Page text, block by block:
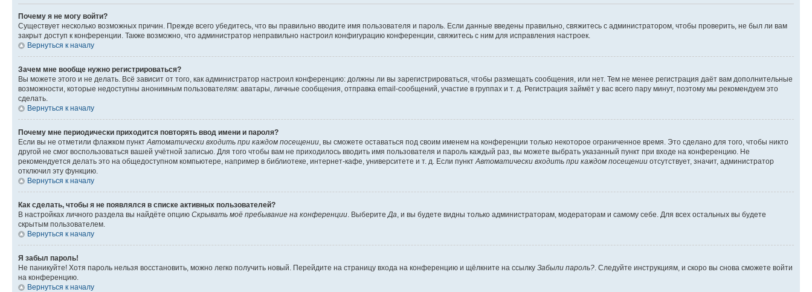
Почему я не могу войти?
Существует несколько возможных причин. Прежде всего убедитесь, что вы правильно вводите имя пользователя и пароль. Если данные введены правильно, свяжитесь с администратором, чтобы проверить, не был ли вам
закрыт доступ к конференции. Также возможно, что администратор неправильно настроил конфигурацию конференции, свяжитесь с ним для исправления настроек.
Вернуться к началу
Зачем мне вообще нужно регистрироваться?
Вы можете этого и не делать. Всё зависит от того, как администратор настроил конференцию: должны ли вы зарегистрироваться, чтобы размещать сообщения, или нет. Тем не менее регистрация даёт вам дополнительные
возможности, которые недоступны анонимным пользователям: аватары, личные сообщения, отправка email-сообщений, участие в группах и т. д. Регистрация займёт у вас всего пару минут, поэтому мы рекомендуем это
сделать.
Вернуться к началу
Почему мне периодически приходится повторять ввод имени и пароля?
Если вы не отметили флажком пункт Автоматически входить при каждом посещении , вы сможете оставаться под своим именем на конференции только некоторое ограниченное время. Это сделано для того, чтобы никто
другой не смог воспользоваться вашей учётной записью. Для того чтобы вам не приходилось вводить имя пользователя и пароль каждый раз, вы можете выбрать указанный пункт при входе на конференцию. Не
рекомендуется делать это на общедоступном компьютере, например в библиотеке, интернет-кафе, университете и т. д. Если пункт Автоматически входить при каждом посещении отсутствует, значит, администратор
отключил эту функцию.
Вернуться к началу
Как сделать, чтобы я не появлялся в списке активных пользователей?
В настройках личного раздела вы найдёте опцию Скрывать моё пребывание на конференции . Выберите Да , и вы будете видны только администраторам, модераторам и самому себе. Для всех остальных вы будете
скрытым пользователем.
Вернуться к началу
Я забыл пароль!
Не паникуйте! Хотя пароль нельзя восстановить, можно легко получить новый. Перейдите на страницу входа на конференцию и щёлкните на ссылку Забыли пароль? . Следуйте инструкциям, и скоро вы снова сможете войти
на конференцию.
Вернуться к началу